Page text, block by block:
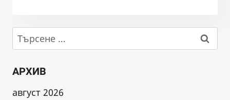
НАРУШЕНИЯ
КОРИТОТО
Търсене
за:
АРХИВ
август 2026